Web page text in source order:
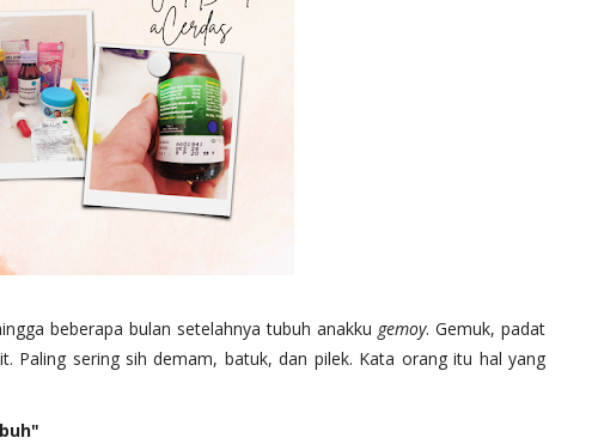
beberapa bulan setelahnya tubuh anakku gemoy. Gemuk, padat
Paling sering sih demam, batuk, dan pilek. Kata orang itu hal yang